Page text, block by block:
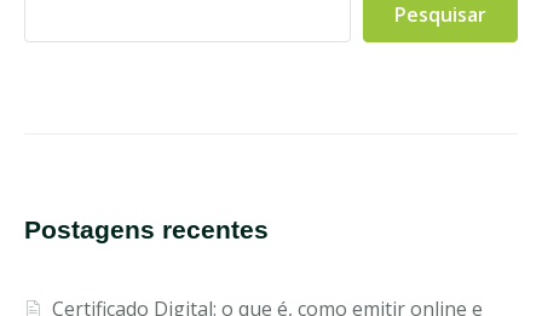
Pesquisar
Postagens recentes
Certificado Digital: o que é, como emitir online e